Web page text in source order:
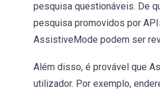
pesquisa questionáveis. De
pesquisa promovidos por
AssistiveMode podem ser
Além disso, é provável que
utilizador. Por exemplo,